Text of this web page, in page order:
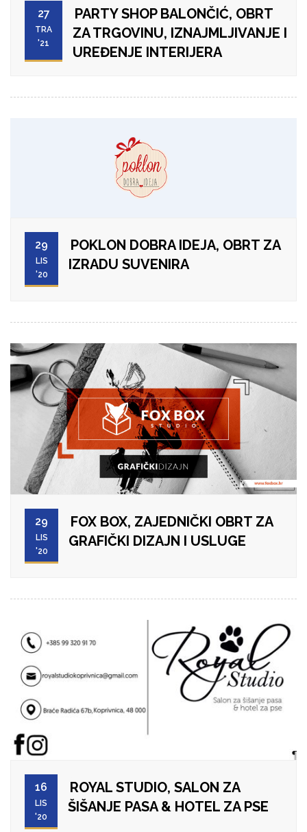
27
TRA
'21
PARTY SHOP BALONČIĆ, OBRT
ZA TRGOVINU, IZNAJMLJIVANJE I
UREĐENJE INTERIJERA
29
LIS
'20
POKLON DOBRA IDEJA, OBRT ZA
IZRADU SUVENIRA
29
LIS
'20
FOX BOX, ZAJEDNIČKI OBRT ZA
GRAFIČKI DIZAJN I USLUGE
16
LIS
'20
ROYAL STUDIO, SALON ZA
ŠIŠANJE PASA & HOTEL ZA PSE